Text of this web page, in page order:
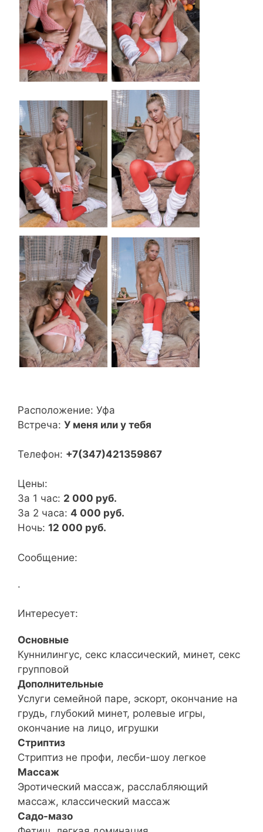
Расположение: Уфа
Встреча: У меня или у тебя
Телефон: +7(347)421359867
Цены:
За 1 час: 2 000 руб.
За 2 часа: 4 000 руб.
Ночь: 12 000 руб.
Сообщение:
.
Интересует:
Основные
Куннилингус, секс классический, минет, секс
групповой
Дополнительные
Услуги семейной паре, эскорт, окончание на
грудь, глубокий минет, ролевые игры,
окончание на лицо, игрушки
Стриптиз
Стриптиз не профи, лесби-шоу легкое
Массаж
Эротический массаж, расслабляющий
массаж, классический массаж
Садо-мазо